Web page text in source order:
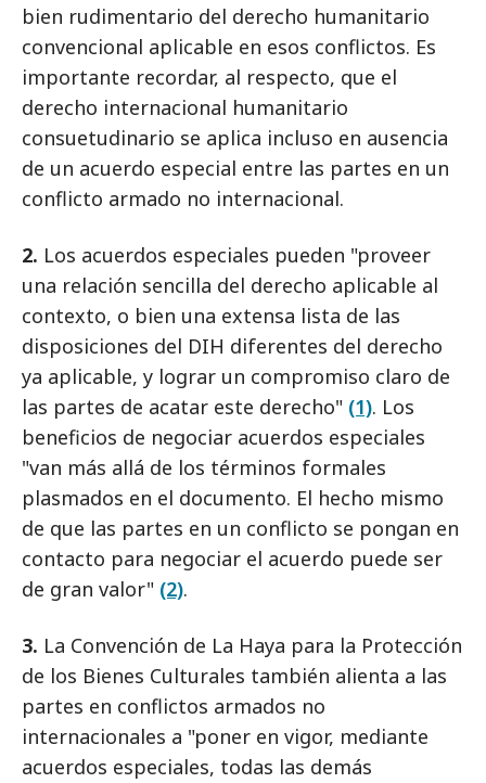
bien rudimentario del derecho humanitario
convencional aplicable en esos conflictos. Es
importante recordar, al respecto, que el
derecho internacional humanitario
consuetudinario se aplica incluso en ausencia
de un acuerdo especial entre las partes en un
conflicto armado no internacional.
2. Los acuerdos especiales pueden "proveer
una relación sencilla del derecho aplicable al
contexto, o bien una extensa lista de las
disposiciones del DIH diferentes del derecho
ya aplicable, y lograr un compromiso claro de
las partes de acatar este derecho" (1). Los
beneficios de negociar acuerdos especiales
"van más allá de los términos formales
plasmados en el documento. El hecho mismo
de que las partes en un conflicto se pongan en
contacto para negociar el acuerdo puede ser
de gran valor" (2).
3. La Convención de La Haya para la Protección
de los Bienes Culturales también alienta a las
partes en conflictos armados no
internacionales a "poner en vigor, mediante
acuerdos especiales, todas las demás